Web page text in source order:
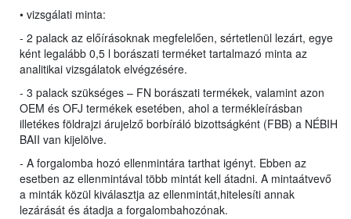
• vizsgálati minta:
- 2 palack az előírásoknak megfelelően, sértetlenül lezárt, egye
ként legalább 0,5 l borászati terméket tartalmazó minta az
analitikai vizsgálatok elvégzésére.
- 3 palack szükséges – FN borászati termékek, valamint azon
OEM és OFJ termékek esetében, ahol a termékleírásban
illetékes földrajzi árujelző borbíráló bizottságként (FBB) a NÉBIH
BAII van kijelölve.
- A forgalomba hozó ellenmintára tarthat igényt. Ebben az
esetben az ellenmintával több mintát kell átadni. A mintaátvevő
a minták közül kiválasztja az ellenmintát,hitelesíti annak
lezárását és átadja a forgalombahozónak.